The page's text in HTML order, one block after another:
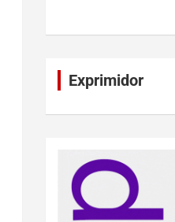
Exprimidor